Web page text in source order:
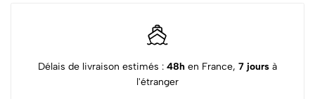
Délais de livraison estimés : 48h en France, 7 jours à
l'étranger